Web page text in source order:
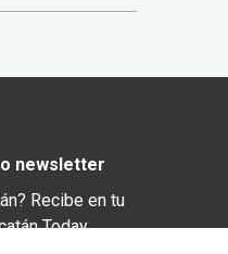
newsletter
Recibe en tu
Today.